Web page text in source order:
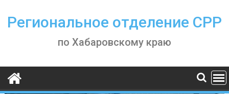
content
Региональное отделение СРР
по Хабаровскому краю